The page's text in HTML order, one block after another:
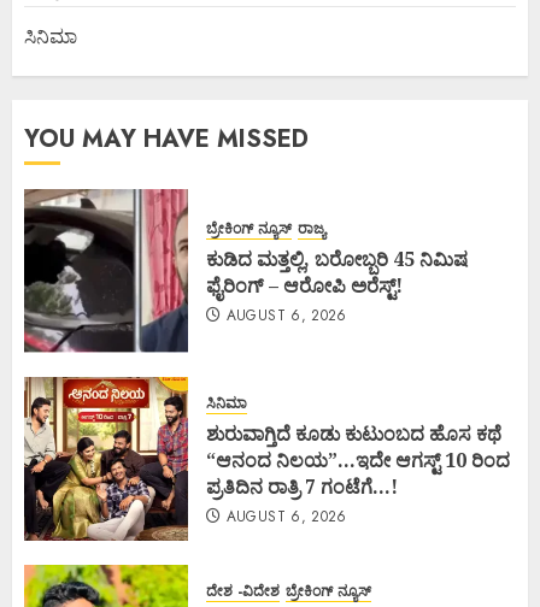
ಸಿನಿಮಾ
YOU MAY HAVE MISSED
ಬ್ರೇಕಿಂಗ್ ನ್ಯೂಸ್ ರಾಜ್ಯ
ಕುಡಿದ ಮತ್ತಲ್ಲಿ, ಬರೋಬ್ಬರಿ 45 ನಿಮಿಷ
ಫೈರಿಂಗ್ – ಆರೋಪಿ ಅರೆಸ್ಟ್!
AUGUST 6, 2026
ಸಿನಿಮಾ
ಶುರುವಾಗ್ತಿದೆ ಕೂಡು ಕುಟುಂಬದ ಹೊಸ ಕಥೆ
“ಆನಂದ ನಿಲಯ”…ಇದೇ ಆಗಸ್ಟ್ 10 ರಿಂದ
ಪ್ರತಿದಿನ ರಾತ್ರಿ 7 ಗಂಟೆಗೆ…!
AUGUST 6, 2026
ದೇಶ -ವಿದೇಶ ಬ್ರೇಕಿಂಗ್ ನ್ಯೂಸ್